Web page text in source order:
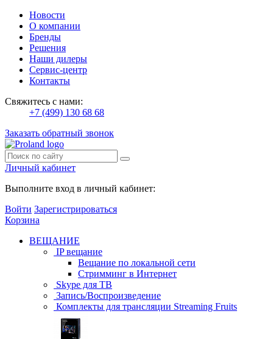
Новости
О компании
Бренды
Решения
Наши дилеры
Сервис-центр
Контакты
Свяжитесь с нами:
+7 (499) 130 68 68
Заказать обратный звонок
Личный кабинет
Выполните вход в личный кабинет:
Войти Зарегистрироваться
Корзина
ВЕЩАНИЕ
IP вещание
Вещание по локальной сети
Стримминг в Интернет
Skype для ТВ
Запись/Воспроизведение
Комплекты для трансляции Streaming Fruits